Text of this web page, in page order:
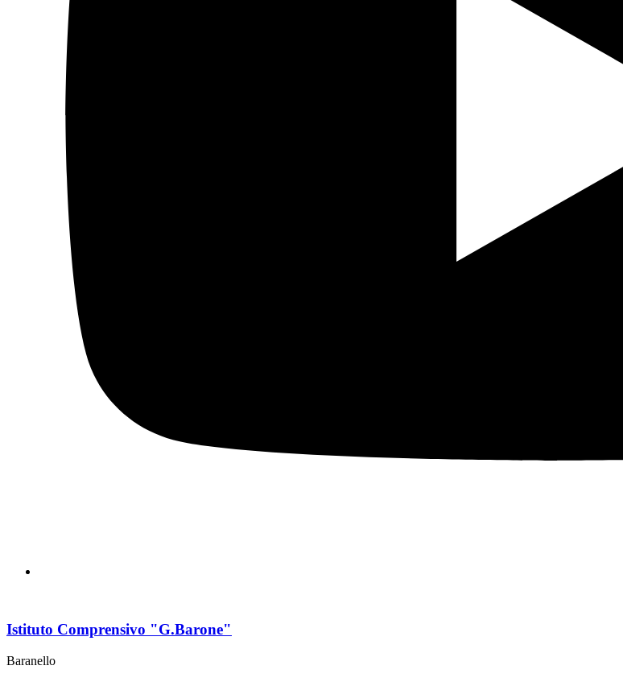
Istituto Comprensivo "G.Barone"
Baranello